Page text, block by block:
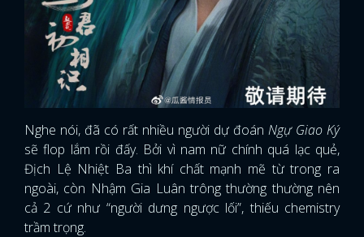
Nghe nói, đã có rất nhiều người dự đoán Ngự Giao Ký
sẽ flop lắm rồi đấy. Bởi vì nam nữ chính quá lạc quẻ,
Địch Lệ Nhiệt Ba thì khí chất mạnh mẽ từ trong ra
ngoài, còn Nhậm Gia Luân trông thường thường nên
cả 2 cứ như “người dưng ngược lối”, thiếu chemistry
trầm trọng.